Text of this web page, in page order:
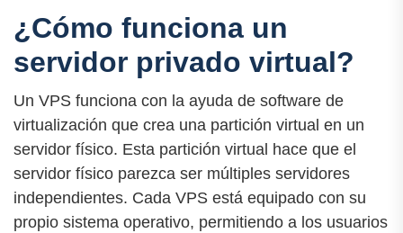
¿Cómo funciona un
servidor privado virtual?
Un VPS funciona con la ayuda de software de
virtualización que crea una partición virtual en un
servidor físico. Esta partición virtual hace que el
servidor físico parezca ser múltiples servidores
independientes. Cada VPS está equipado con su
propio sistema operativo, permitiendo a los usuarios